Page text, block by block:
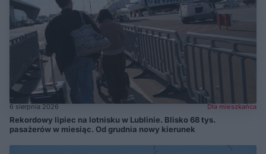
6 sierpnia 2026 Dla mieszkańca
Rekordowy lipiec na lotnisku w Lublinie. Blisko 68 tys.
pasażerów w miesiąc. Od grudnia nowy kierunek